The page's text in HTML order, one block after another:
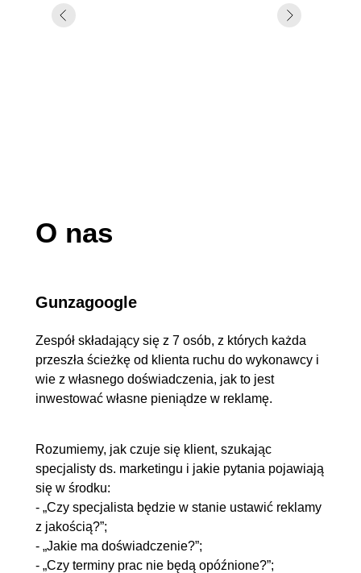
O nas
Gunzagoogle
Zespół składający się z 7 osób, z których każda
przeszła ścieżkę od klienta ruchu do wykonawcy i
wie z własnego doświadczenia, jak to jest
inwestować własne pieniądze w reklamę.
Rozumiemy, jak czuje się klient, szukając
specjalisty ds. marketingu i jakie pytania pojawiają
się w środku:
- „Czy specjalista będzie w stanie ustawić reklamy
z jakością?”;
- „Jakie ma doświadczenie?”;
- „Czy terminy prac nie będą opóźnione?”;